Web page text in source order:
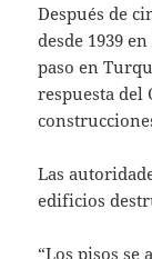
Después de
desde 1939
paso en
respuesta del
Las
edificios
“Los pisos se